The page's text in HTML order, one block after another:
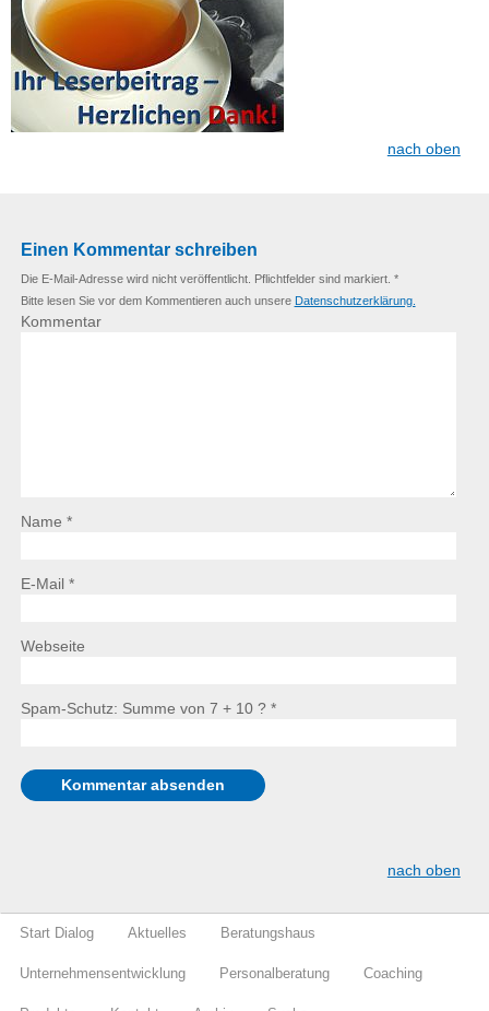
nach oben
Einen Kommentar schreiben
Die E-Mail-Adresse wird nicht veröffentlicht. Pflichtfelder sind markiert. *
Bitte lesen Sie vor dem Kommentieren auch unsere Datenschutzerklärung.
Kommentar
Name *
E-Mail *
Webseite
Spam-Schutz: Summe von 7 + 10 ? *
nach oben
Start Dialog Aktuelles Beratungshaus
Unternehmensentwicklung Personalberatung Coaching